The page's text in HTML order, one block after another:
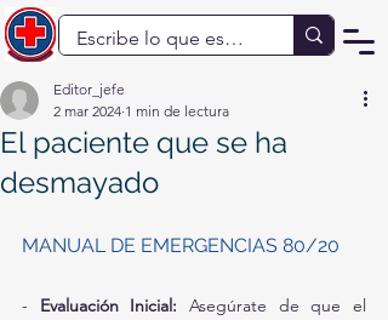
El paciente que se ha
desmayado
Editor_jefe
2 mar 2024 1 min de lectura
MANUAL DE EMERGENCIAS 80/20
- Evaluación Inicial: Asegúrate de que el